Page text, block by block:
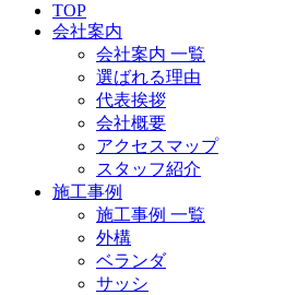
TOP
会社案内
会社案内 一覧
選ばれる理由
代表挨拶
会社概要
アクセスマップ
スタッフ紹介
施工事例
施工事例 一覧
外構
ベランダ
サッシ